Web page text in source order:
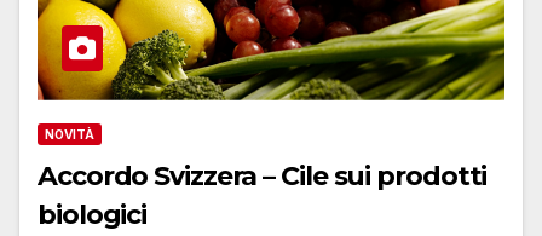
NOVITÀ
Accordo Svizzera – Cile sui prodotti
biologici